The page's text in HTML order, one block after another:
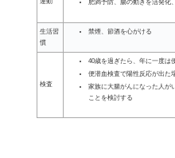
肥満予防、腸の動きを活発化
生活習
慣
禁煙、節酒を心がける
検査
40歳を過ぎたら、年に一度は
便潜血検査で陽性反応が出た
家族に大腸がんになった人が
ことを検討する